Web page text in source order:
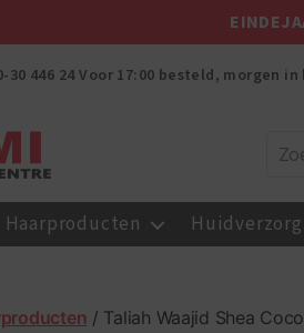
30 446 24 Voor 17:00 besteld, morgen in
Haarproducten
/ Taliah Waajid Shea